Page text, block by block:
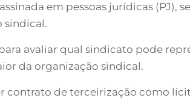
em pessoas jurídicas (PJ),
sindical.
avaliar qual sindicato pode
da organização sindical.
contrato de terceirização como